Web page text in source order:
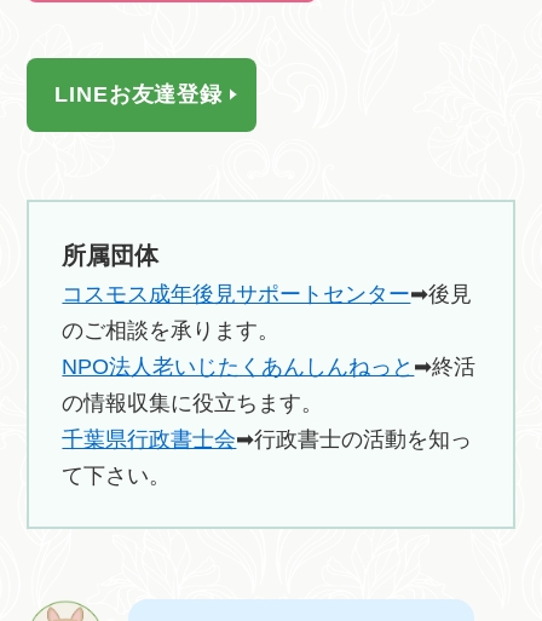
LINEお友達登録
所属団体
コスモス成年後見サポートセンター➡後見
のご相談を承ります。
NPO法人老いじたくあんしんねっと ➡終活
の情報収集に役立ちます。
千葉県行政書士会➡行政書士の活動を知っ
て下さい。